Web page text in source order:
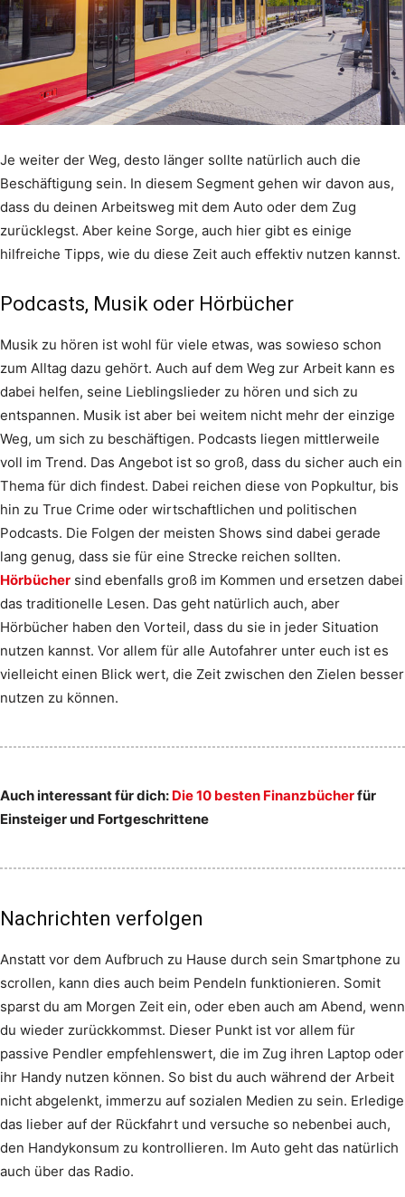
Je weiter der Weg, desto länger sollte natürlich auch die
Beschäftigung sein. In diesem Segment gehen wir davon aus,
dass du deinen Arbeitsweg mit dem Auto oder dem Zug
zurücklegst. Aber keine Sorge, auch hier gibt es einige
hilfreiche Tipps, wie du diese Zeit auch effektiv nutzen kannst.
Podcasts, Musik oder Hörbücher
Musik zu hören ist wohl für viele etwas, was sowieso schon
zum Alltag dazu gehört. Auch auf dem Weg zur Arbeit kann es
dabei helfen, seine Lieblingslieder zu hören und sich zu
entspannen. Musik ist aber bei weitem nicht mehr der einzige
Weg, um sich zu beschäftigen. Podcasts liegen mittlerweile
voll im Trend. Das Angebot ist so groß, dass du sicher auch ein
Thema für dich findest. Dabei reichen diese von Popkultur, bis
hin zu True Crime oder wirtschaftlichen und politischen
Podcasts. Die Folgen der meisten Shows sind dabei gerade
lang genug, dass sie für eine Strecke reichen sollten.
Hörbücher sind ebenfalls groß im Kommen und ersetzen dabei
das traditionelle Lesen. Das geht natürlich auch, aber
Hörbücher haben den Vorteil, dass du sie in jeder Situation
nutzen kannst. Vor allem für alle Autofahrer unter euch ist es
vielleicht einen Blick wert, die Zeit zwischen den Zielen besser
nutzen zu können.
Auch interessant für dich: Die 10 besten Finanzbücherfür
Einsteiger und Fortgeschrittene
Nachrichten verfolgen
Anstatt vor dem Aufbruch zu Hause durch sein Smartphone zu
scrollen, kann dies auch beim Pendeln funktionieren. Somit
sparst du am Morgen Zeit ein, oder eben auch am Abend, wenn
du wieder zurückkommst. Dieser Punkt ist vor allem für
passive Pendler empfehlenswert, die im Zug ihren Laptop oder
ihr Handy nutzen können. So bist du auch während der Arbeit
nicht abgelenkt, immerzu auf sozialen Medien zu sein. Erledige
das lieber auf der Rückfahrt und versuche so nebenbei auch,
den Handykonsum zu kontrollieren. Im Auto geht das natürlich
auch über das Radio.